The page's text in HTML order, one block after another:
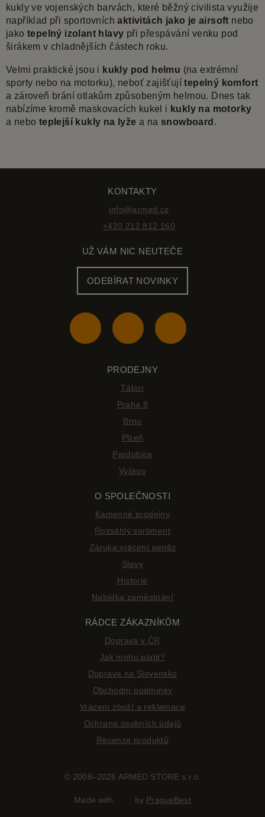
kukly ve vojenských barvách, které běžný civilista využije
například při sportovníchaktivitách jako je airsoft nebo
jako tepelný izolant hlavy při přespávání venku pod
širákem v chladnějších částech roku.
Velmi praktické jsou i kukly pod helmu (na extrémní
sporty nebo na motorku), neboť zajišťujítepelný komfort
a zároveň brání otlakům způsobeným helmou. Dnes tak
nabízíme kromě maskovacích kukel i kukly na motorky
a nebo teplejší kukly na lyže a nasnowboard .
KONTAKTY
info@armed.cz
+420 212 812 160
UŽ VÁM NIC NEUTEČE
ODEBÍRAT NOVINKY
PRODEJNY
Tábor
Praha 9
Brno
Plzeň
Pardubice
Vyškov
O SPOLEČNOSTI
Kamenné prodejny
Rozsáhlý sortiment
Záruka vrácení peněz
Slevy
Historie
Nabídka zaměstnání
RÁDCE ZÁKAZNÍKŮM
Doprava v ČR
Jak mohu platit?
Doprava na Slovensko
Obchodní podmínky
Vrácení zboží a reklamace
Ochrana osobních údajů
Recenze produktů
© 2008–2026 ARMED STORE s.r.o.
Made with by PragueBest